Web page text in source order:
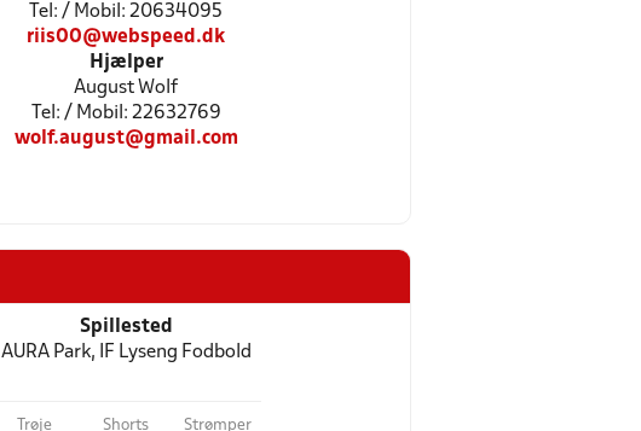
Tel: / Mobil: 20634095
riis00@webspeed.dk
Hjælper
August Wolf
Tel: / Mobil: 22632769
wolf.august@gmail.com
Spillested
AURA Park, IF Lyseng Fodbold
Trøje Shorts Strømper